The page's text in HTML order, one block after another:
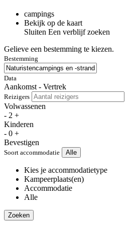
campings
Bekijk op de kaart
Sluiten Een verblijf zoeken
Gelieve een bestemming te kiezen.
Bestemming
Data
Aankomst - Vertrek
Reizigers
Volwassenen
- 2 +
Kinderen
- 0 +
Bevestigen
Soort accommodatie Alle
Kies je accommodatietype
Kampeerplaats(en)
Accommodatie
Alle
Zoeken